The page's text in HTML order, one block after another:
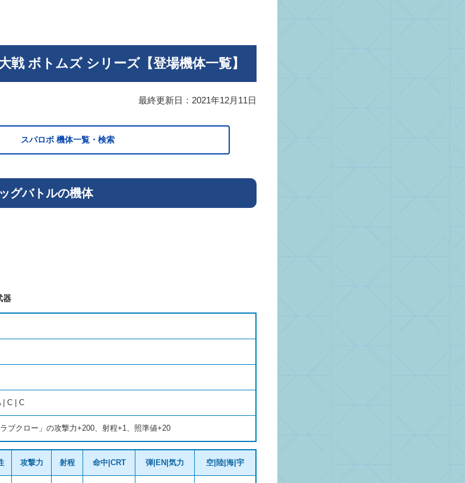
戦 ボトムズ シリーズ【登場機体一覧】
最終更新日： 2021年12月11日
スパロボ 機体一覧・検索
グバトルの機体
器
| C | C
ラブクロー」の攻撃力+200、射程+1、照準値+20
攻撃力 射程 命中|CRT 弾|EN|気力 空|陸|海|宇